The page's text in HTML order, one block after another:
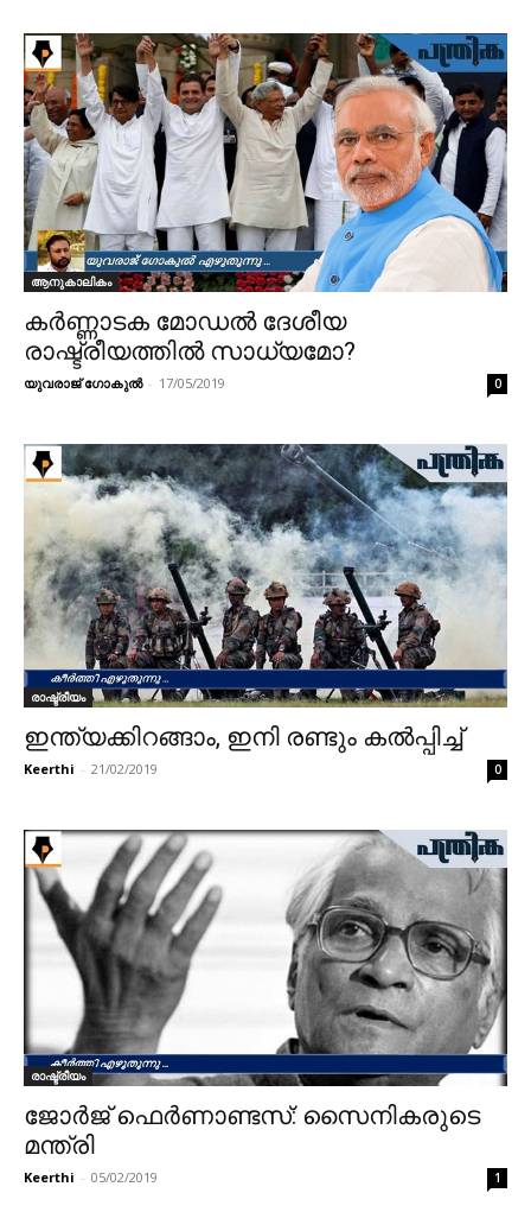
ആനുകാലികം
കര്‍ണ്ണാടക മോഡല്‍ ദേശീയ
രാഷ്ട്രീയത്തില്‍ സാധ്യമോ?
യുവരാജ് ഗോകുൽ - 17/05/2019 0
രാഷ്ട്രീയം
ഇന്ത്യക്കിറങ്ങാം, ഇനി രണ്ടും കല്‍പ്പിച്ച്
Keerthi - 21/02/2019 0
രാഷ്ട്രീയം
ജോർജ് ഫെർണാണ്ടസ്: സൈനികരുടെ
മന്ത്രി
Keerthi - 05/02/2019 1